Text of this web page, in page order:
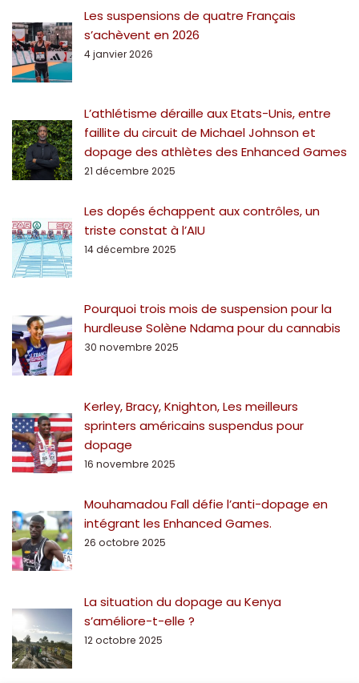
Les suspensions de quatre Français
s’achèvent en 2026
4 janvier 2026
L’athlétisme déraille aux Etats-Unis, entre
faillite du circuit de Michael Johnson et
dopage des athlètes des Enhanced Games
21 décembre 2025
Les dopés échappent aux contrôles, un
triste constat à l’AIU
14 décembre 2025
Pourquoi trois mois de suspension pour la
hurdleuse Solène Ndama pour du cannabis
30 novembre 2025
Kerley, Bracy, Knighton, Les meilleurs
sprinters américains suspendus pour
dopage
16 novembre 2025
Mouhamadou Fall défie l’anti-dopage en
intégrant les Enhanced Games.
26 octobre 2025
La situation du dopage au Kenya
s’améliore-t-elle ?
12 octobre 2025